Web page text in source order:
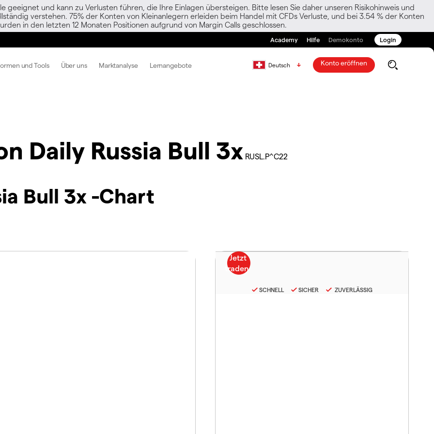
geeignet und kann zu Verlusten führen, die Ihre Einlagen übersteigen. Bitte lesen Sie daher unseren Risikohinweis und
verstehen. 75% der Konten von Kleinanlegern erleiden beim Handel mit CFDs Verluste, und bei 3.54 % der Konten
in den letzten 12 Monaten Positionen aufgrund von Margin Calls geschlossen.
Academy Hilfe Demokonto Login
und Tools Über uns Marktanalyse Lernangebote Deutsch Konto eröffnen
Daily Russia Bull 3x RUSL.P^C22
Bull 3x -Chart
SCHNELL SICHER ZUVERLÄSSIG